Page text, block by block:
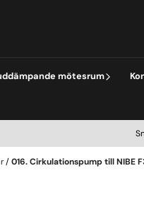
mötesrum
/016. Cirkulationspump till NIBE